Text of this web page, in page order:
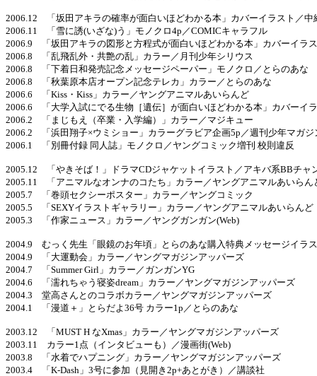
2006.12 「坂田アキラの確率が面白いほどわかる本」カバーイラスト／中
2006.11 「雪に誘(いざな)う」モノクロ4p／COMICキャラフル
2006.9 「坂田アキラの図形と方程式が面白いほどわかる本」カバーイラ
2006.8 「乱飛乱外・共艶の乱」カラー／月刊少年シリウス
2006.8 「下着日和発売記念メッセージペーパー」モノクロ／とらのあな
2006.8 「秋葉原本店オープン記念テレカ」カラー／とらのあな
2006.6 「Kiss・Kiss」カラー／ヤングアニマルあいらんど
2006.6 「大学入試にでる生物［遺伝］が面白いほどわかる本」カバーイ
2006.2 「まじもえ（卒業・入学編）」カラー／マジキュー
2006.2 「浜田翔子×ウミショー」カラーグラビア企画5p／週刊少年マガジ
2006.1 「別冊付録 同人誌」モノクロ／ヤングコミック増刊 校則違反
2005.12 「やきそば！」ドラマCDジャケットイラスト／アキバ系BBチャ
2005.11 「アニマルなオンナのコたち」カラー／ヤングアニマルあいらん
2005.7 「巻頭セクシーポスター」カラー／ヤングコミック
2005.5 「SEXYイラストギャラリー」カラー／ヤングアニマルあいらんど
2005.3 「作家ニュース」カラー／ヤングガンガン(Web)
2004.9 むっく先生「眼鏡のお年頃」とらのあな購入特典メッセージイラ
2004.9 「大運動会」カラー／ヤングマガジンアッパーズ
2004.7 「Summer Girl」カラー／ガンガンYG
2004.6 「濡れちゃう寝姿dream」カラー／ヤングマガジンアッパーズ
2004.3 堂高さんとのコラボカラー／ヤングマガジンアッパーズ
2004.1 「漫道＋」とらだよ36号 カラー1p／とらのあな
2003.12 「MUST H なXmas」カラー／ヤングマガジンアッパーズ
2003.11 カラー1点（インタビューも）／漫画街(Web)
2003.8 「水着でハプニング」カラー／ヤングマガジンアッパーズ
2003.4 「K-Dash」3号に参加（見開き2p+あとがき）／講談社